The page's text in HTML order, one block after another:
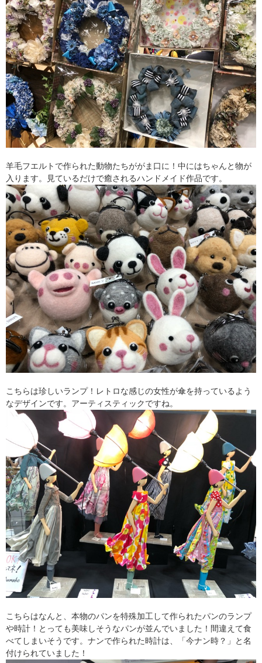
羊毛フエルトで作られた動物たちががま口に！中にはちゃんと物が
入ります。見ているだけで癒されるハンドメイド作品です。
こちらは珍しいランプ！レトロな感じの女性が傘を持っているよう
なデザインです。アーティスティックですね。
こちらはなんと、本物のパンを特殊加工して作られたパンのランプ
や時計！とっても美味しそうなパンが並んでいました！間違えて食
べてしまいそうです。ナンで作られた時計は、「今ナン時？」と名
付けられていました！